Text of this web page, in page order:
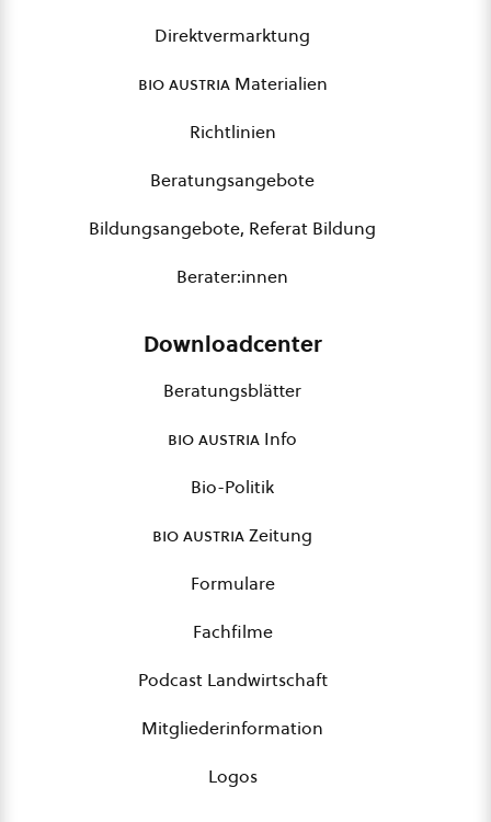
Direktvermarktung
bio austriaMaterialien
Richtlinien
Beratungsangebote
Bildungsangebote, Referat Bildung
Berater:innen
Downloadcenter
Beratungsblätter
bio austria Info
Bio-Politik
bio austriaZeitung
Formulare
Fachfilme
Podcast Landwirtschaft
Mitgliederinformation
Logos